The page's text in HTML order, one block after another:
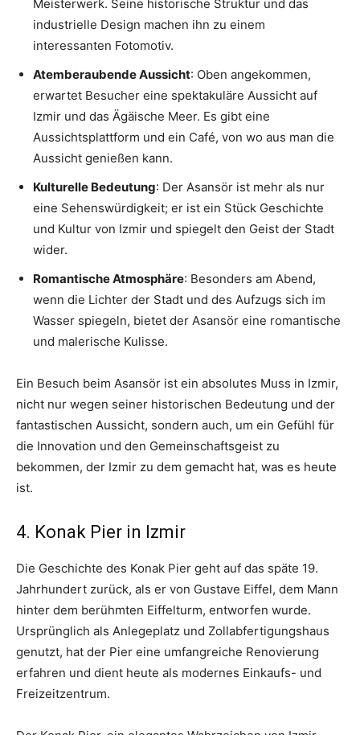
Meisterwerk. Seine historische Struktur und das
industrielle Design machen ihn zu einem
interessanten Fotomotiv.
Atemberaubende Aussicht: Oben angekommen,
erwartet Besucher eine spektakuläre Aussicht auf
Izmir und das Ägäische Meer. Es gibt eine
Aussichtsplattform und ein Café, von wo aus man die
Aussicht genießen kann.
Kulturelle Bedeutung: Der Asansör ist mehr als nur
eine Sehenswürdigkeit; er ist ein Stück Geschichte
und Kultur von Izmir und spiegelt den Geist der Stadt
wider.
Romantische Atmosphäre: Besonders am Abend,
wenn die Lichter der Stadt und des Aufzugs sich im
Wasser spiegeln, bietet der Asansör eine romantische
und malerische Kulisse.
Ein Besuch beim Asansör ist ein absolutes Muss in Izmir,
nicht nur wegen seiner historischen Bedeutung und der
fantastischen Aussicht, sondern auch, um ein Gefühl für
die Innovation und den Gemeinschaftsgeist zu
bekommen, der Izmir zu dem gemacht hat, was es heute
ist.
4. Konak Pier in Izmir
Die Geschichte des Konak Pier geht auf das späte 19.
Jahrhundert zurück, als er von Gustave Eiffel, dem Mann
hinter dem berühmten Eiffelturm, entworfen wurde.
Ursprünglich als Anlegeplatz und Zollabfertigungshaus
genutzt, hat der Pier eine umfangreiche Renovierung
erfahren und dient heute als modernes Einkaufs- und
Freizeitzentrum.